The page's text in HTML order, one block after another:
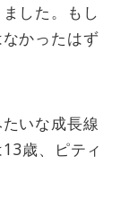
した。もし
かったはず
いな成長線
歳、ピティ